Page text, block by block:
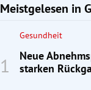
Meistgelesen in
Gesundheit
Neue
starken